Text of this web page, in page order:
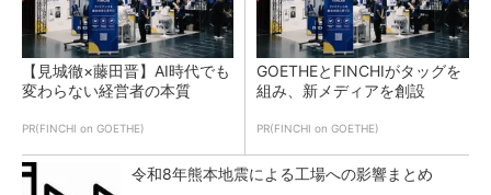
【見城徹×藤田晋】AI時代でも
変わらない経営者の本質
PR(FINCHI on GOETHE)
GOETHEとFINCHIがタッグを
組み、新メディアを創設
PR(FINCHI on GOETHE)
令和8年熊本地震による工場への影響まとめ